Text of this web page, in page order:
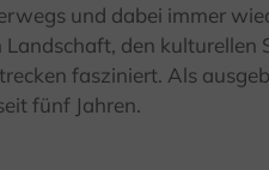
und dabei immer
Landschaft, den
fasziniert. Als
fünf Jahren.